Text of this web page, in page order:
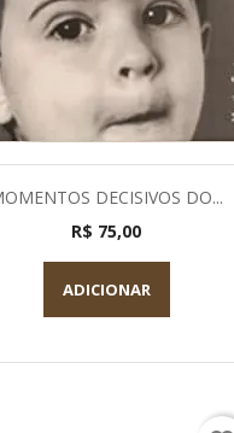
DECISIVOS DO...
R$ 75,00
ADICIONAR